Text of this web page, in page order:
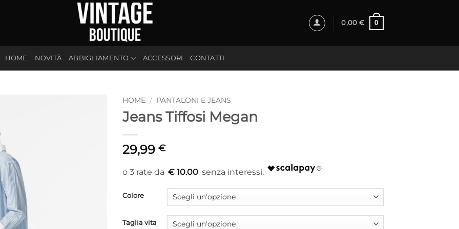
0,00 € 0
HOME NOVITÀ ABBIGLIAMENTO ACCESSORI CONTATTI
HOME / PANTALONI E JEANS
Jeans Tiffosi Megan
29,99 €
€ 10.00
Colore
Taglia vita